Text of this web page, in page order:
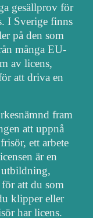
gesällprov för
I Sverige finns
på den som
många EU-
av licens,
att driva en
fram
att uppnå
ett arbete
är en
utbildning,
att du som
klipper eller
har licens.